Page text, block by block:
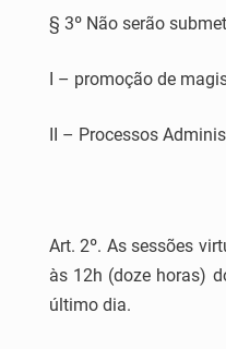
§ 3º Não serão
I – promoção de
II – Processos
Art. 2º. As sessões
às 12h (doze horas)
último dia.